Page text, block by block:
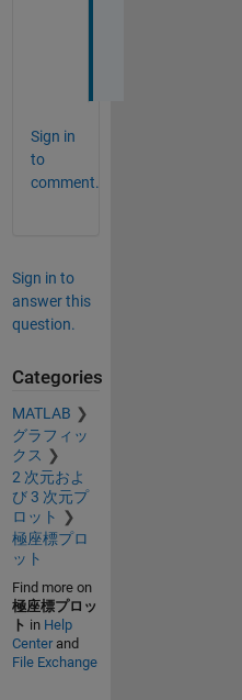
Sign in
to
comment.
Sign in to
answer this
question.
Categories
MATLAB
グラフィッ
クス
2 次元およ
び 3 次元プ
ロット
極座標プロ
ット
Find more on
極座標プロッ
ト in Help
Centerand
File Exchange